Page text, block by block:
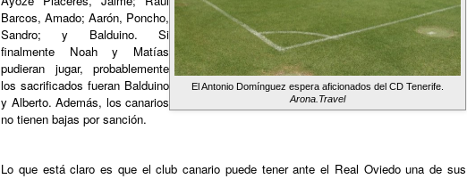
El Antonio Domínguez espera aficionados del CD Tenerife.
Arona.Travel
Barcos, Amado; Aarón, Poncho,
Sandro; y Balduino. Si
finalmente Noah y Matías
pudieran jugar, probablemente
los sacrificados fueran Balduino
y Alberto. Además, los canarios
no tienen bajas por sanción.
Lo que está claro es que el club canario puede tener ante el Real Oviedo una de sus